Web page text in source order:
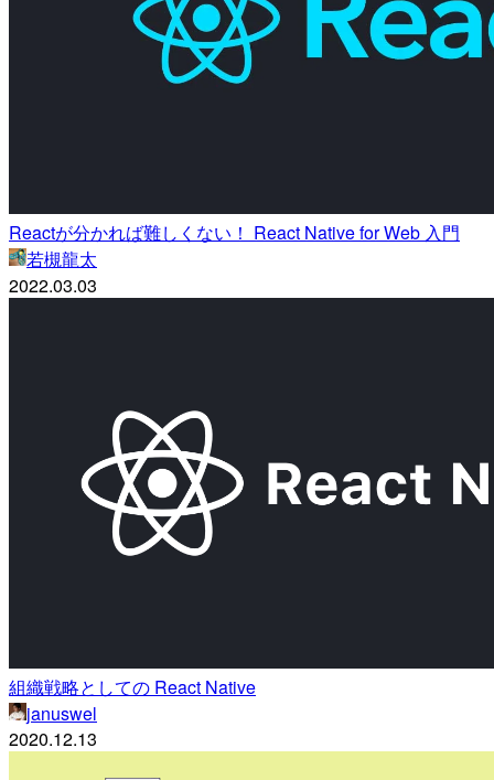
Reactが分かれば難しくない！ React Native for Web 入門
若槻龍太
2022.03.03
組織戦略としての React Native
januswel
2020.12.13